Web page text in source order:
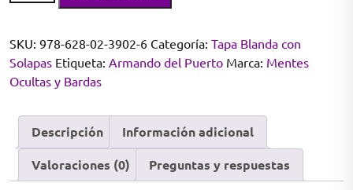
cantidad
SKU: 978-628-02-3902-6 Categoría: Tapa Blanda con
Solapas Etiqueta: Armando del Puerto Marca: Mentes
Ocultas y Bardas
Descripción
Información adicional
Valoraciones (0)
Preguntas y respuestas